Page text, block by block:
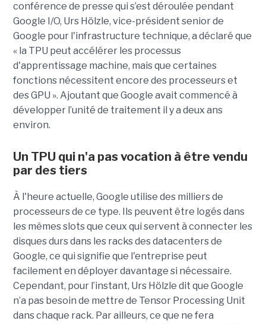
conférence de presse qui s’est déroulée pendant
Google I/O, Urs Hölzle, vice-président senior de
Google pour l'infrastructure technique, a déclaré que
« la TPU peut accélérer les processus
d'apprentissage machine, mais que certaines
fonctions nécessitent encore des processeurs et
des GPU ». Ajoutant que Google avait commencé à
développer l’unité de traitement il y a deux ans
environ.
Un TPU qui n'a pas vocation à être vendu
par des tiers
À l'heure actuelle, Google utilise des milliers de
processeurs de ce type. Ils peuvent être logés dans
les mêmes slots que ceux qui servent à connecter les
disques durs dans les racks des datacenters de
Google, ce qui signifie que l'entreprise peut
facilement en déployer davantage si nécessaire.
Cependant, pour l’instant, Urs Hölzle dit que Google
n’a pas besoin de mettre de Tensor Processing Unit
dans chaque rack. Par ailleurs, ce que ne fera